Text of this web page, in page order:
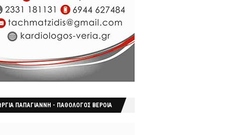
ΠΑΠΑΓΙΑΝΝΗ - ΠΑΘΟΛΟΓΟΣ ΒΕΡΟΙΑ